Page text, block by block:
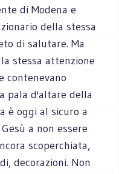
di Modena e
della stessa
di salutare. Ma
stessa attenzione
contenevano
pala d'altare della
è oggi al sicuro a
a non essere
scoperchiata,
decorazioni. Non